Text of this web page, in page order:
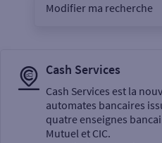
Modifier ma recherche
Sélectionnez votre
Cash Services
Cash Services est la
automates bancaires
quatre enseignes
Mutuel et CIC.